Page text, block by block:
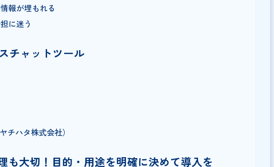
送受信が簡単に行える
誤送信リスクが低減する
ャットツールを利用する際の注意点
な情報が埋もれる
分担に迷う